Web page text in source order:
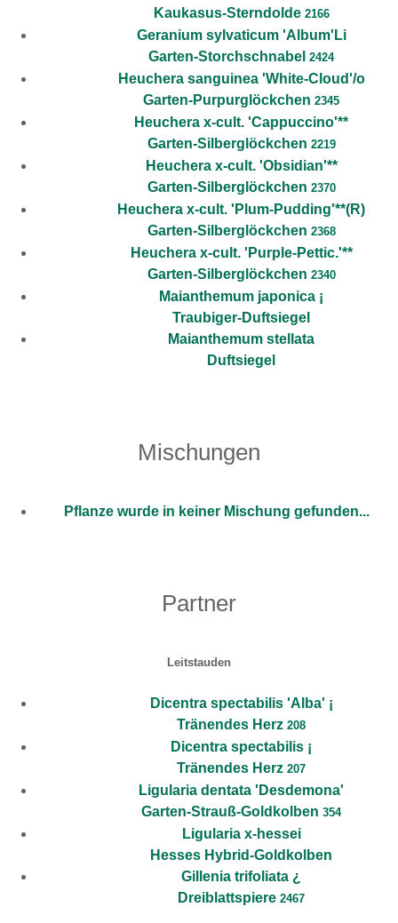
Kaukasus-Sterndolde 2166
Geranium sylvaticum 'Album'Li
Garten-Storchschnabel 2424
Heuchera sanguinea 'White-Cloud'/o
Garten-Purpurglöckchen 2345
Heuchera x-cult. 'Cappuccino'**
Garten-Silberglöckchen 2219
Heuchera x-cult. 'Obsidian'**
Garten-Silberglöckchen 2370
Heuchera x-cult. 'Plum-Pudding'**(R)
Garten-Silberglöckchen 2368
Heuchera x-cult. 'Purple-Pettic.'**
Garten-Silberglöckchen 2340
Maianthemum japonica ¡
Traubiger-Duftsiegel
Maianthemum stellata
Duftsiegel
Mischungen
Pflanze wurde in keiner Mischung gefunden...
Partner
Leitstauden
Dicentra spectabilis 'Alba' ¡
Tränendes Herz 208
Dicentra spectabilis ¡
Tränendes Herz 207
Ligularia dentata 'Desdemona'
Garten-Strauß-Goldkolben 354
Ligularia x-hessei
Hesses Hybrid-Goldkolben
Gillenia trifoliata ¿
Dreiblattspiere 2467